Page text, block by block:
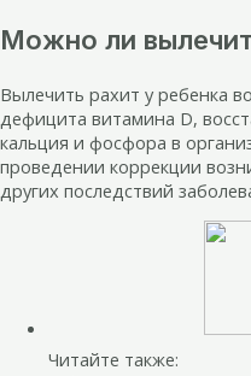
Можно ли
Вылечить рахит у ребенка
дефицита витамина D,
кальция и фосфора в
проведении коррекции
других последствий
Читайте также: